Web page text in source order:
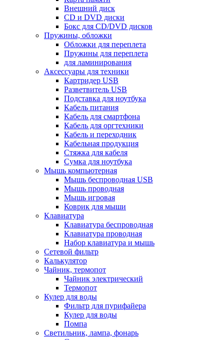
Внешний диск
CD и DVD диски
Бокс для CD/DVD дисков
Пружины, обложки
Обложки для переплета
Пружины для переплета
для ламинирования
Аксессуары для техники
Картридер USB
Разветвитель USB
Подставка для ноутбука
Кабель питания
Кабель для смартфона
Кабель для оргтехники
Кабель и переходник
Кабельная продукция
Стяжка для кабеля
Сумка для ноутбука
Мышь компьютерная
Мышь беспроводная USB
Мышь проводная
Мышь игровая
Коврик для мыши
Клавиатура
Клавиатура беспроводная
Клавиатура проводная
Набор клавиатура и мышь
Сетевой фильтр
Калькулятор
Чайник, термопот
Чайник электрический
Термопот
Кулер для воды
Фильтр для пурифайера
Кулер для воды
Помпа
Светильник, лампа, фонарь